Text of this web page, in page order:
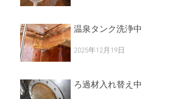
温泉タンク洗浄中
2025年12月19日
ろ過材入れ替え中